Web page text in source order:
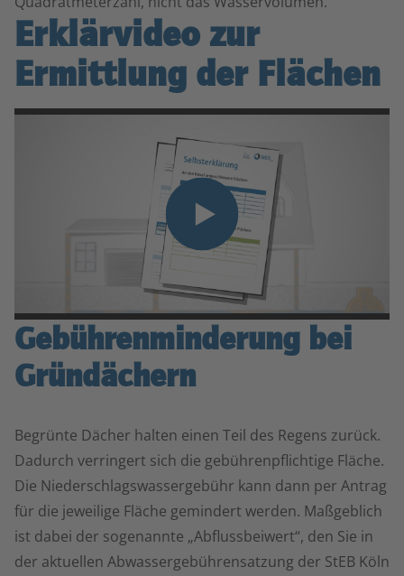
Erklärvideo zur
Ermittlung der Flächen
Gebühren­minderung bei
Gründächern
Begrünte Dächer halten einen Teil des Regens zurück.
Dadurch verringert sich die gebührenpflichtige Fläche.
Die Niederschlagswassergebühr kann dann per Antrag
für die jeweilige Fläche gemindert werden. Maßgeblich
ist dabei der sogenannte „Abflussbeiwert“, den Sie in
der aktuellen Abwassergebührensatzung der StEB Köln